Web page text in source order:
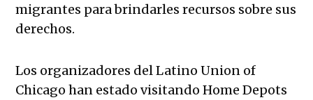
migrantes para brindarles recursos sobre sus
derechos.
Los organizadores del Latino Union of
Chicago han estado visitando Home Depots